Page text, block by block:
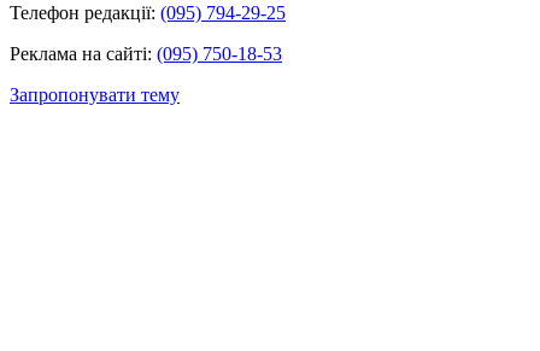
Телефон редакції: (095) 794-29-25
Реклама на сайті: (095) 750-18-53
Запропонувати тему